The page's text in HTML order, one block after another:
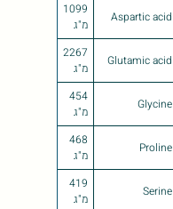
Aspartic acid
1099
מ"ג
Glutamic acid
2267
מ"ג
Glycine
454
מ"ג
Proline
468
מ"ג
Serine
419
מ"ג